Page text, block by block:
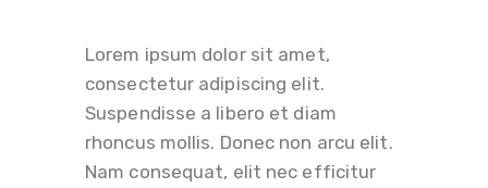
Lorem ipsum dolor sit amet,
consectetur adipiscing elit.
Suspendisse a libero et diam
rhoncus mollis. Donec non arcu elit.
Nam consequat, elit nec efficitur